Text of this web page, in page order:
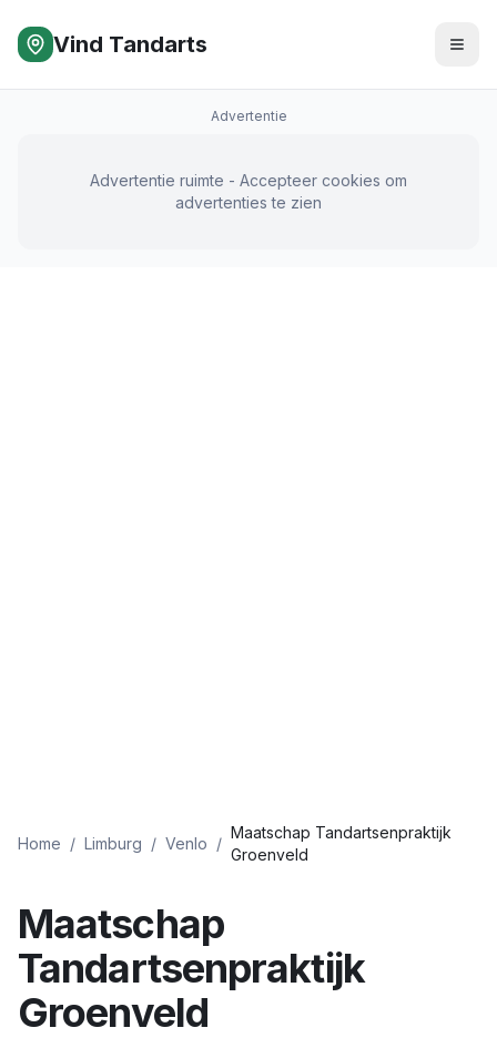
Vind Tandarts
Advertentie
Advertentie ruimte - Accepteer cookies om
advertenties te zien
Home / Limburg / Venlo /
Maatschap Tandartsenpraktijk
Groenveld
Maatschap
Tandartsenpraktijk
Groenveld